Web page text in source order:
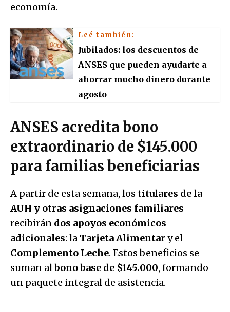
economía.
Leé también:
Jubilados: los descuentos de
ANSES que pueden ayudarte a
ahorrar mucho dinero durante
agosto
ANSES acredita bono
extraordinario de $145.000
para familias beneficiarias
A partir de esta semana, los titulares de la
AUH y otras asignaciones familiares
recibirán dos apoyos económicos
adicionales: la Tarjeta Alimentary el
Complemento Leche. Estos beneficios se
suman albono base de $145.000, formando
un paquete integral de asistencia.